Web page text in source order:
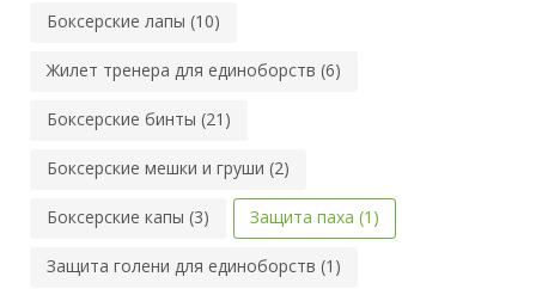
Боксерские лапы (10)
Жилет тренера для единоборств (6)
Боксерские бинты (21)
Боксерские мешки и груши (2)
Боксерские капы (3) Защита паха (1)
Защита голени для единоборств (1)